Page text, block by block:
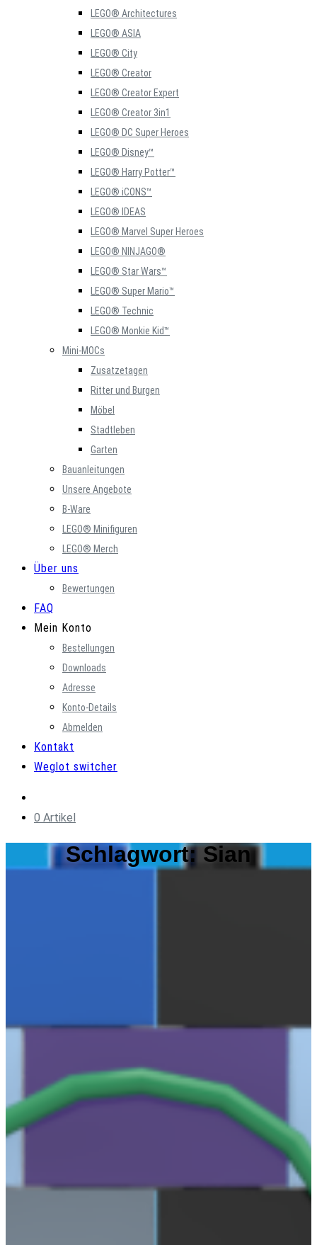
LEGO® Architectures
LEGO® ASIA
LEGO® City
LEGO® Creator
LEGO® Creator Expert
LEGO® Creator 3in1
LEGO® DC Super Heroes
LEGO® Disney™
LEGO® Harry Potter™
LEGO® iCONS™
LEGO® IDEAS
LEGO® Marvel Super Heroes
LEGO® NINJAGO®
LEGO® Star Wars™
LEGO® Super Mario™
LEGO® Technic
LEGO® Monkie Kid™
Mini-MOCs
Zusatzetagen
Ritter und Burgen
Möbel
Stadtleben
Garten
Bauanleitungen
Unsere Angebote
B-Ware
LEGO® Minifiguren
LEGO® Merch
Über uns
Bewertungen
FAQ
Mein Konto
Bestellungen
Downloads
Adresse
Konto-Details
Abmelden
Kontakt
Weglot switcher
0 Artikel
Schlagwort:Sian